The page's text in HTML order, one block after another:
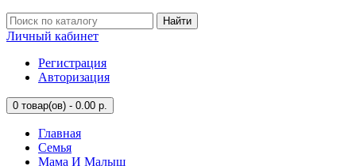
Найти
Личный кабинет
Регистрация
Авторизация
0 товар(ов) - 0.00 р.
Главная
Семья
Мама И Малыш